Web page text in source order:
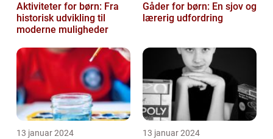
Aktiviteter for børn: Fra
historisk udvikling til
moderne muligheder
Gåder for børn: En sjov og
lærerig udfordring
13 januar 2024 13 januar 2024